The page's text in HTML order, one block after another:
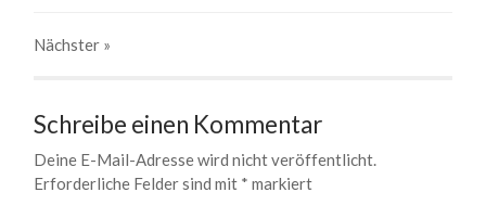
Nächster »
Schreibe einen Kommentar
Deine E-Mail-Adresse wird nicht veröffentlicht.
Erforderliche Felder sind mit * markiert